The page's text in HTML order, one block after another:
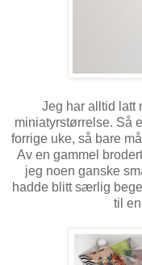
Jeg har alltid latt
miniatyrstørrelse. Så
forrige uke, så bare
Av en gammel
jeg noen ganske
hadde blitt særlig
til